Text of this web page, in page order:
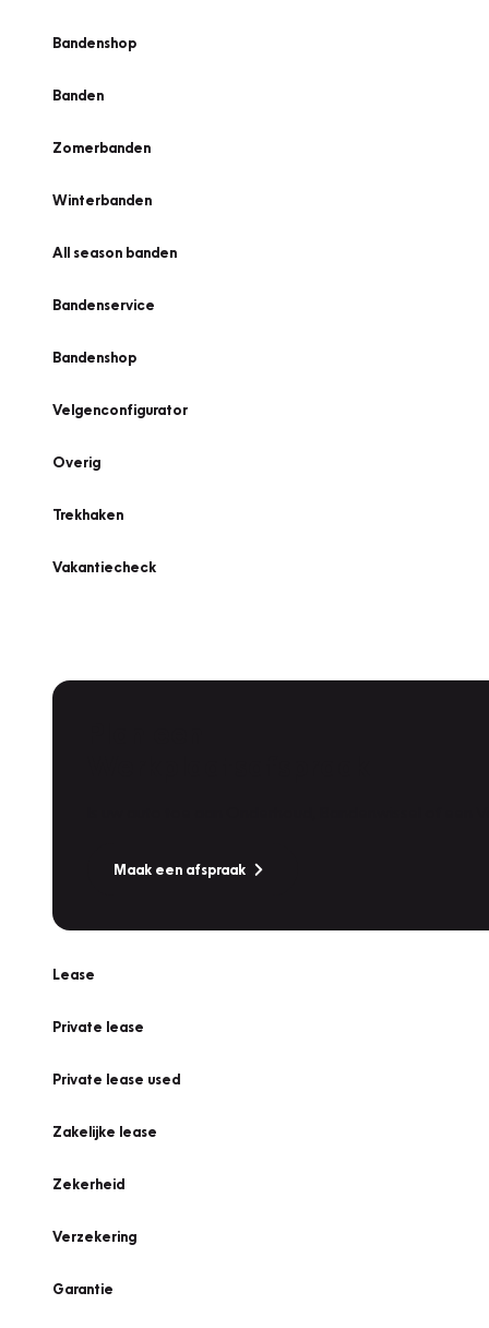
Bandenshop
Banden
Zomerbanden
Winterbanden
All season banden
Bandenservice
Bandenshop
Velgenconfigurator
Overig
Trekhaken
Vakantiecheck
Maak een afspraak
Lease
Private lease
Private lease used
Zakelijke lease
Zekerheid
Verzekering
Garantie